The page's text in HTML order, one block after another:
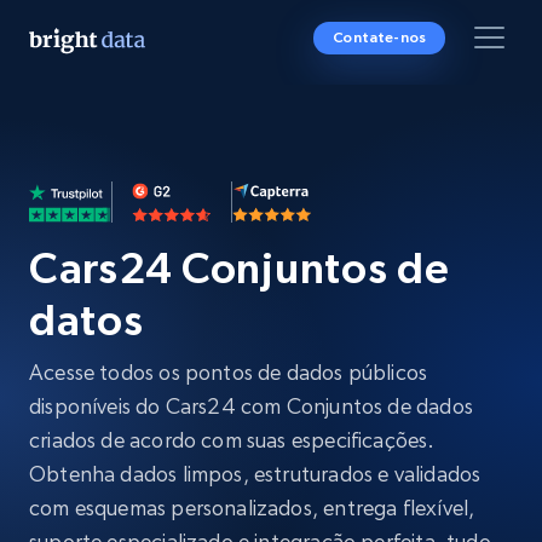
Contate-nos
Cars24 Conjuntos de
datos
Acesse todos os pontos de dados públicos
disponíveis do Cars24 com Conjuntos de dados
criados de acordo com suas especificações.
Obtenha dados limpos, estruturados e validados
com esquemas personalizados, entrega flexível,